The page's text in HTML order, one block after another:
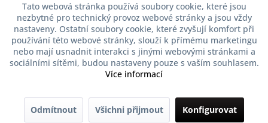
Tato webová stránka používá soubory cookie, které jsou
nezbytné pro technický provoz webové stránky a jsou vždy
nastaveny. Ostatní soubory cookie, které zvyšují komfort při
používání této webové stránky, slouží k přímému marketingu
nebo mají usnadnit interakci s jinými webovými stránkami a
sociálními sítěmi, budou nastaveny pouze s vaším souhlasem.
Více informací
Odmítnout Všichni přijmout Konfigurovat